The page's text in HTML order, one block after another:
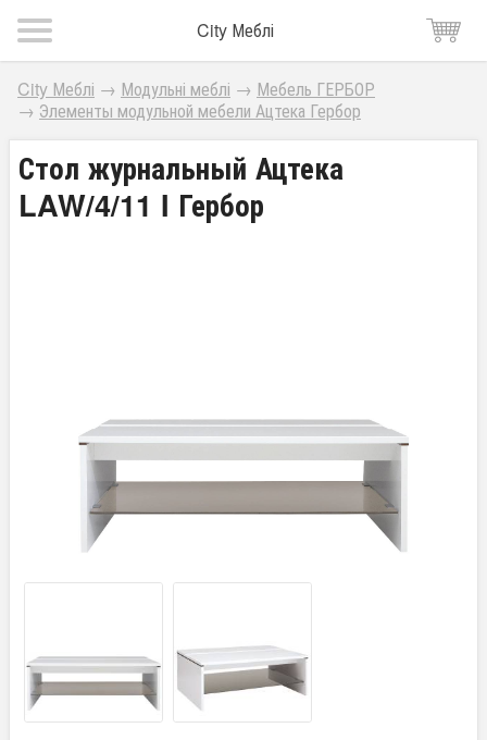
City Меблі
City Меблі → Модульні меблі → Мебель ГЕРБОР
→ Элементы модульной мебели Ацтека Гербор
Стол журнальный Ацтека
LAW/4/11 I Гербор